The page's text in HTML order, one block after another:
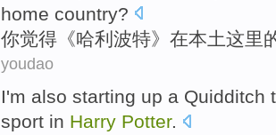
home country?
你觉得 《哈利波特》 在本土这里
youdao
I'm also starting up a Quidditch
sport in Harry Potter.